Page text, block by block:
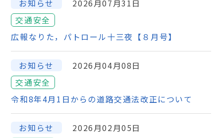
お知らせ
2026月07月31日
交通安全
広報なりた，パトロール十三夜【８月号】
お知らせ
2026月04月08日
交通安全
令和8年4月1日からの道路交通法改正について
お知らせ
2026月02月05日